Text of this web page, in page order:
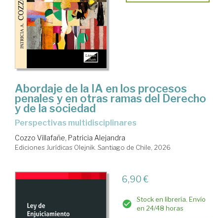
Abordaje de la IA en los procesos
penales y en otras ramas del Derecho
y de la sociedad
Perspectivas multidisciplinares
Cozzo Villafañe, Patricia Alejandra
Ediciones Jurídicas Olejnik. Santiago de Chile, 2026
6,90 €
Stock en librería. Envío
en 24/48 horas